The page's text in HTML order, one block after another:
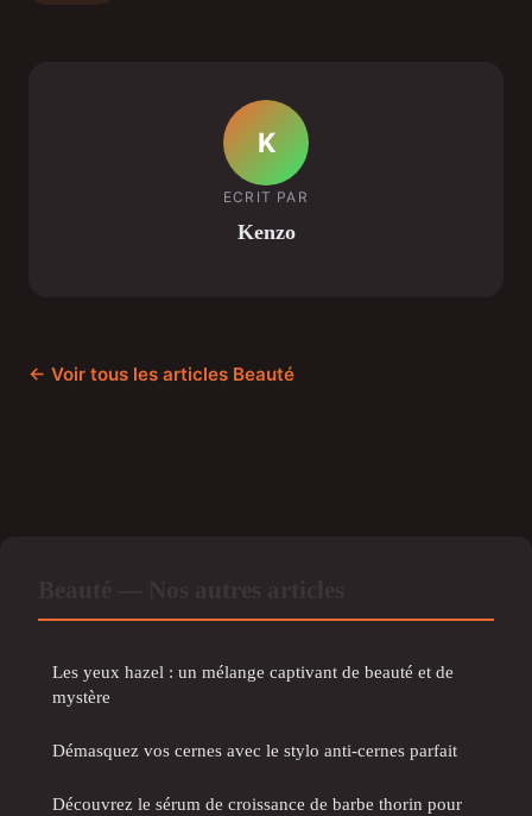
K
ECRIT PAR
Kenzo
← Voir tous les articles Beauté
Les yeux hazel : un mélange captivant de beauté et de
mystère
Démasquez vos cernes avec le stylo anti-cernes parfait
Découvrez le sérum de croissance de barbe thorin pour